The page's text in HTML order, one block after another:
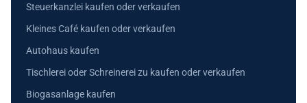
Steuerkanzlei kaufen oder verkaufen
Kleines Café kaufen oder verkaufen
Autohaus kaufen
Tischlerei oder Schreinerei zu kaufen oder verkaufen
Biogasanlage kaufen